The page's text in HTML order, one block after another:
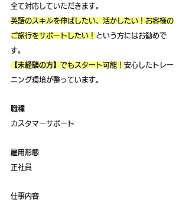
全て対応していただきます。
英語のスキルを伸ばしたい、活かしたい！お客様の
ご旅行をサポートしたい！ という方にはお勧めで
す。
【未経験の方】 でもスタート可能！ 安心したトレー
ニング環境が整っています。
職種
カスタマーサポート
雇用形態
正社員
仕事内容